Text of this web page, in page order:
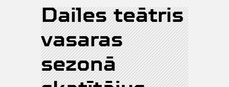
Dailes teātris
vasaras
sezonā